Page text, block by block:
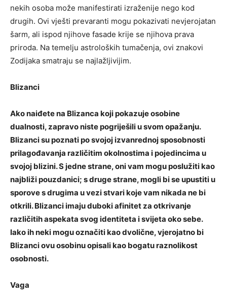
nekih osoba može manifestirati izraženije nego kod
drugih. Ovi vješti prevaranti mogu pokazivati ​​nevjerojatan
šarm, ali ispod njihove fasade krije se njihova prava
priroda. Na temelju astroloških tumačenja, ovi znakovi
Zodijaka smatraju se najlažljivijim.
Blizanci
Ako naiđete na Blizanca koji pokazuje osobine
dualnosti, zapravo niste pogriješili u svom opažanju.
Blizanci su poznati po svojoj izvanrednoj sposobnosti
prilagođavanja različitim okolnostima i pojedincima u
svojoj blizini. S jedne strane, oni vam mogu poslužiti kao
najbliži pouzdanici; s druge strane, mogli bi se upustiti u
sporove s drugima u vezi stvari koje vam nikada ne bi
otkrili. Blizanci imaju duboki afinitet za otkrivanje
različitih aspekata svog identiteta i svijeta oko sebe.
Iako ih neki mogu označiti kao dvolične, vjerojatno bi
Blizanci ovu osobinu opisali kao bogatu raznolikost
osobnosti.
Vaga